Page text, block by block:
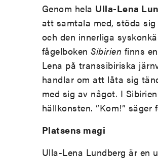
Genom hela Ulla-Lena
att samtala med, stöda
och den innerliga
fågelboken Sibirien finns
Lena på transsibiriska
handlar om att låta sig
med sig av något. I
hällkonsten. ”Kom!”
Platsens magi
Ulla-Lena Lundberg är en